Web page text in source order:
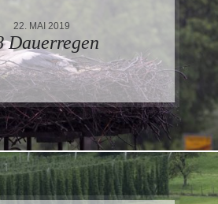
22. MAI 2019
Dauerregen